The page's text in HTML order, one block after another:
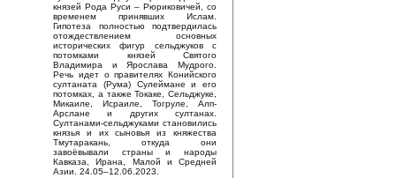
князей Рода Руси – Рюриковичей, со
временем принявших Ислам.
Гипотеза полностью подтвердилась
отождествлением основных
исторических фигур сельджуков с
потомками князей Святого
Владимира и Ярослава Мудрого.
Речь идет о правителях Конийского
султаната (Рума) Сулеймане и его
потомках, а также Токаке, Сельджуке,
Микаиле, Исраиле, Тогруле, Алп-
Арслане и других султанах.
Султанами-сельджуками становились
князья и их сыновья из княжества
Тмутаракань, откуда они
завоёвывали страны и народы
Кавказа, Ирана, Малой и Средней
Азии. 24.05–12.06.2023.